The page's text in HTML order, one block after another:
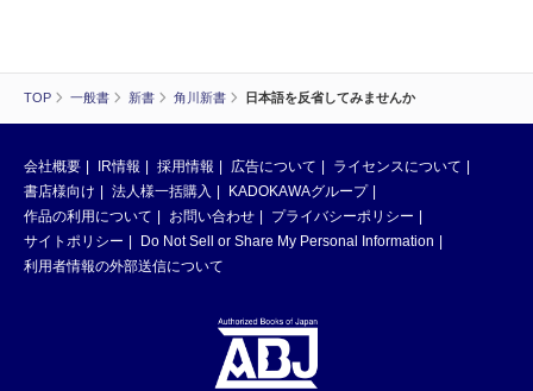
TOP 一般書 新書 角川新書 日本語を反省してみませんか
会社概要 IR情報 採用情報 広告について
ライセンスについて
書店様向け
法人様一括購入
KADOKAWAグループ
作品の利用について
お問い合わせ
プライバシーポリシー
サイトポリシー
Do Not Sell or Share My Personal Information
利用者情報の外部送信について